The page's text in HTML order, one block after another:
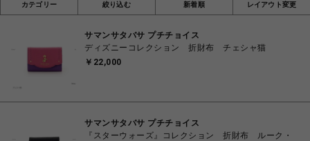
カテゴリー 絞り込む 新着順 レイアウト変更
サマンサタバサ プチチョイス
ディズニーコレクション 折財布 チェシャ猫
￥22,000
サマンサタバサ プチチョイス
『スターウォーズ』コレクション 折財布 ルーク・